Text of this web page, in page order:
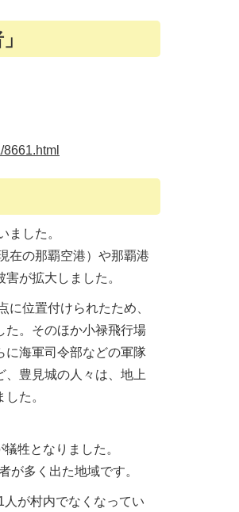
ました。
在の那覇空港）や那覇港
が拡大しました。
位置付けられたため、
た。そのほか小禄飛行場
に海軍司令部などの軍隊
豊見城の人々は、地上
た。
牲となりました。
が多く出た地域です。
が村内でなくなってい